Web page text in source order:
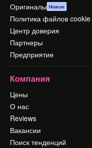
Оригиналы Новое
Политика файлов cookie
Центр доверия
Партнеры
Предприятие
Компания
Цены
О нас
Reviews
Вакансии
Поиск тенденций